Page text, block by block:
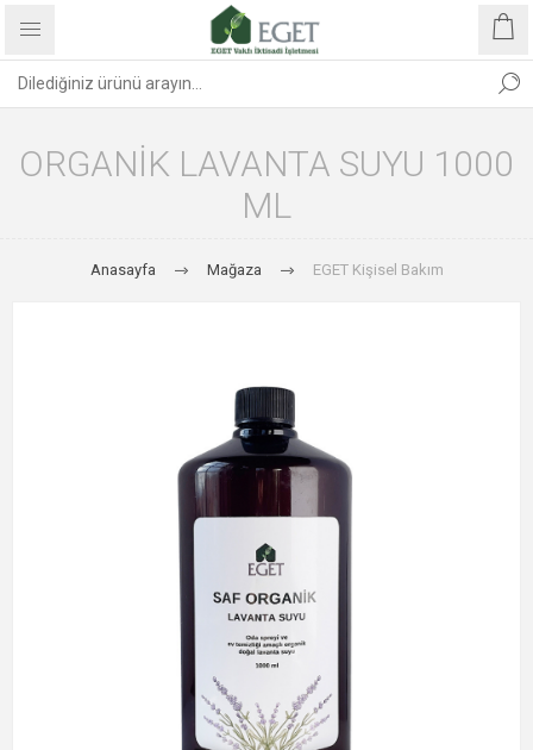
ORGANIK LAVANTA SUYU 1000
ML
Anasayfa Mağaza EGET Kişisel Bakım